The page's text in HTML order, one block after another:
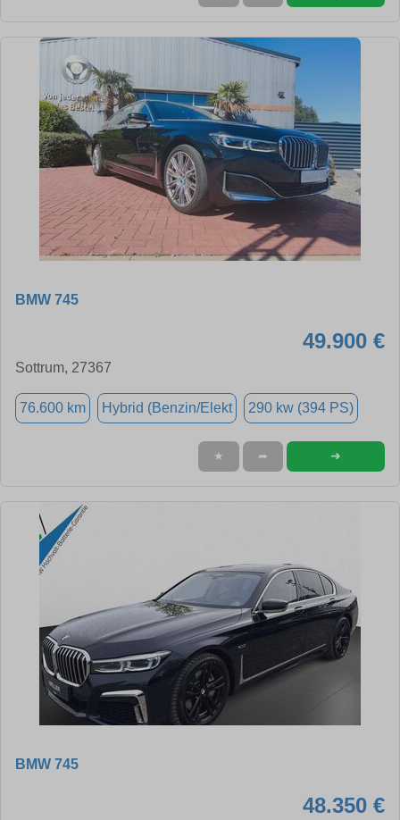
BMW 745
49.900 €
Sottrum, 27367
76.600 km Hybrid (Benzin/Elekt 290 kw (394 PS)
★ ➦ ➜
BMW 745
48.350 €